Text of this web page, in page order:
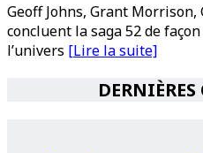
Geoff Johns, Grant Morrison,
concluent la saga 52 de
l’univers [Lire la suite]